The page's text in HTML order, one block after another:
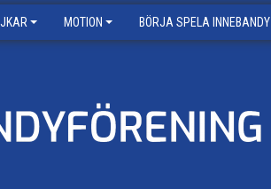
MOTION BÖRJA SPELA INNEBANDY